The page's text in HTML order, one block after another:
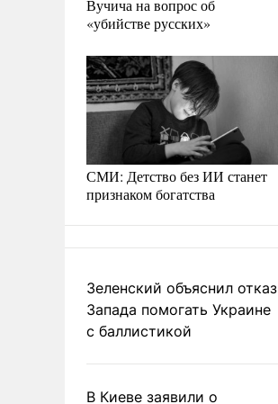
Вучича на вопрос об
«убийстве русских»
СМИ: Детство без ИИ станет
признаком богатства
Зеленский объяснил отказ
Запада помогать Украине
с баллистикой
В Киеве заявили о